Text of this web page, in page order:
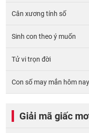
Cân xương tính số
Sinh con theo ý muốn
Tử vi trọn đời
Con số may mắn hôm nay
Giải mã giấc mơ